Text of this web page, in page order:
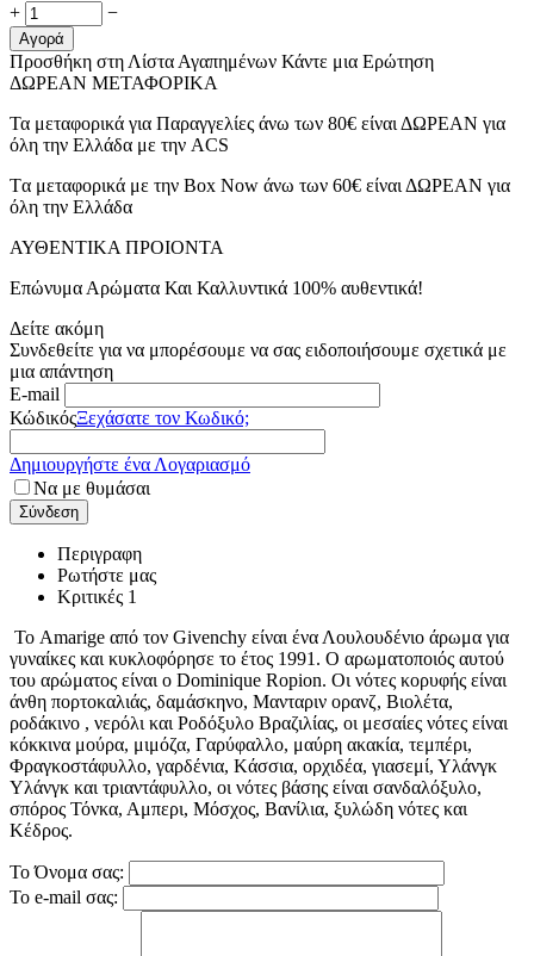
+ −
Αγορά
Προσθήκη στη Λίστα Αγαπημένων Κάντε μια Ερώτηση
ΔΩΡΕΑΝ ΜΕΤΑΦΟΡΙΚΑ
Τα μεταφορικά για Παραγγελίες άνω των 80€ είναι ΔΩΡΕΑΝ για
όλη την Ελλάδα με την ACS
Tα μεταφορικά με την Box Now άνω των 60€ είναι ΔΩΡΕΑΝ για
όλη την Ελλάδα
ΑΥΘΕΝΤΙΚΑ ΠΡΟΙΟΝΤΑ
Επώνυμα Αρώματα Και Καλλυντικά 100% αυθεντικά!
Δείτε ακόμη
Συνδεθείτε για να μπορέσουμε να σας ειδοποιήσουμε σχετικά με
μια απάντηση
E-mail
ΚώδικόςΞεχάσατε τον Κωδικό;
Δημιουργήστε ένα Λογαριασμό
Να με θυμάσαι
Σύνδεση
Περιγραφη
Ρωτήστε μας
Κριτικές 1
Το Amarige από τον Givenchy είναι ένα Λουλουδένιο άρωμα για
γυναίκες και κυκλοφόρησε το έτος 1991. Ο αρωματοποιός αυτού
του αρώματος είναι ο Dominique Ropion. Οι νότες κορυφής είναι
άνθη πορτοκαλιάς, δαμάσκηνο, Μανταριν ορανζ, Βιολέτα,
ροδάκινο , νερόλι και Ροδόξυλο Βραζιλίας, οι μεσαίες νότες είναι
κόκκινα μούρα, μιμόζα, Γαρύφαλλο, μαύρη ακακία, τεμπέρι,
Φραγκοστάφυλλο, γαρδένια, Kάσσια, ορχιδέα, γιασεμί, Υλάνγκ
Υλάνγκ και τριαντάφυλλο, οι νότες βάσης είναι σανδαλόξυλο,
σπόρος Τόνκα, Αμπερι, Μόσχος, Βανίλια, ξυλώδη νότες και
Κέδρος.
Το Όνομα σας:
Το e-mail σας: